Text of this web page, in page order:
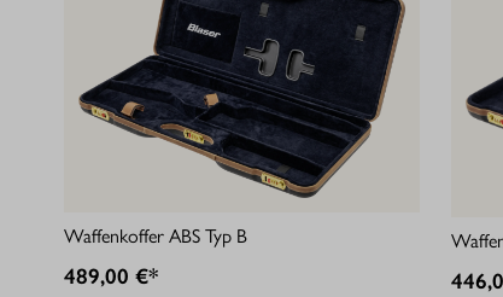
Waffenkoffer ABS Typ B
489,00 €*